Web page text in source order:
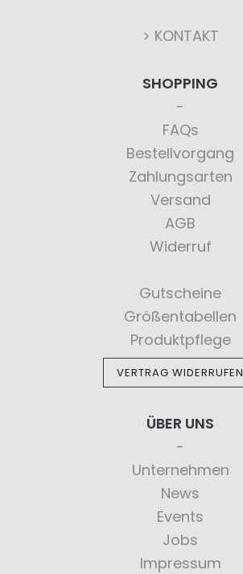
> KONTAKT
SHOPPING
FAQs
Bestellvorgang
Zahlungsarten
Versand
AGB
Widerruf
Gutscheine
Größentabellen
Produktpflege
VERTRAG WIDERRUFEN
ÜBER UNS
Unternehmen
News
Events
Jobs
Impressum